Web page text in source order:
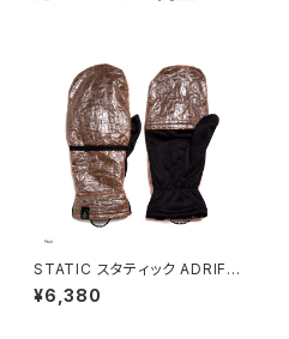
STATIC スタティック ADRIFT
DYNEEMA MITTEN / Fruit
¥6,380